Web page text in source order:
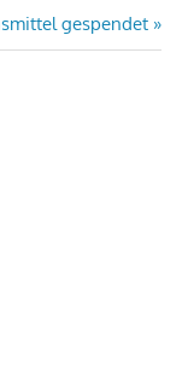
gespendet